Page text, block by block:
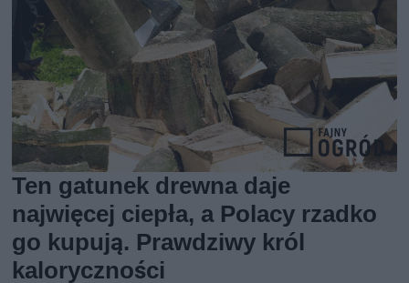
Ten gatunek drewna daje
najwięcej ciepła, a Polacy rzadko
go kupują. Prawdziwy król
kaloryczności